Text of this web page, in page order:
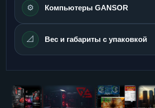
⚙️ Компьютеры GANSOR
📐 Вес и габариты с упаковкой